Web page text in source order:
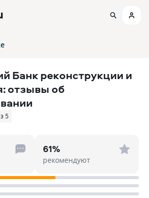
Банк реконструкции и
отзывы об
5
61%
рекомендуют